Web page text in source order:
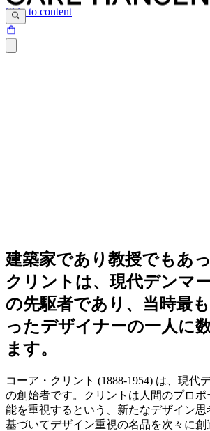
Skip to content
デニッシュモダンの父
建築家であり教授でもあ
クリントは、現代デンマ
の先駆者であり、当時最
ったデザイナーの一人に
ます。
コーア・クリント (1888-1954) は、現代
の創始者です。クリントは人間のプロ
能を重視するという、新たなデザイン思
基づいてデザイン重視の名品を次々に